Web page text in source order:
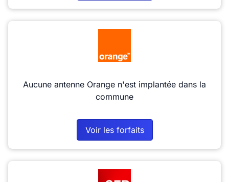
Aucune antenne Orange n'est implantée dans la
commune
Voir les forfaits